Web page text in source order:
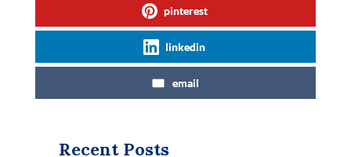
pinterest
linkedin
email
Recent Posts